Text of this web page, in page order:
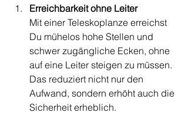
Erreichbarkeit ohne Leiter
Mit einer Teleskoplanze erreichst
Du mühelos hohe Stellen und
schwer zugängliche Ecken, ohne
auf eine Leiter steigen zu müssen.
Das reduziert nicht nur den
Aufwand, sondern erhöht auch die
Sicherheit erheblich.